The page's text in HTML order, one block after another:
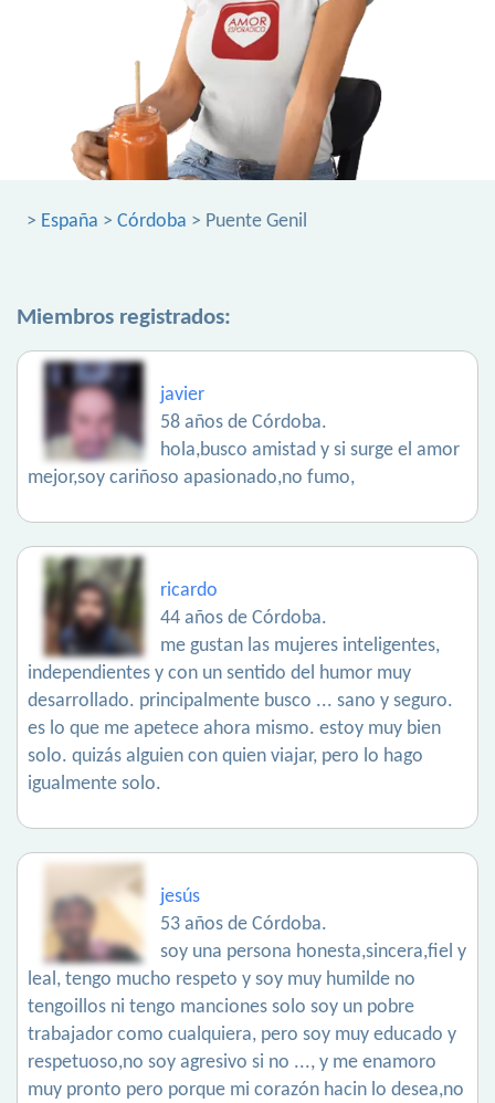
> España > Córdoba > Puente Genil
Miembros registrados:
javier
58 años de Córdoba.
hola,busco amistad y si surge el amor
mejor,soy cariñoso apasionado,no fumo,
ricardo
44 años de Córdoba.
me gustan las mujeres inteligentes,
independientes y con un sentido del humor muy
desarrollado. principalmente busco ... sano y seguro.
es lo que me apetece ahora mismo. estoy muy bien
solo. quizás alguien con quien viajar, pero lo hago
igualmente solo.
jesús
53 años de Córdoba.
soy una persona honesta,sincera,fiel y
leal, tengo mucho respeto y soy muy humilde no
tengoillos ni tengo manciones solo soy un pobre
trabajador como cualquiera, pero soy muy educado y
respetuoso,no soy agresivo si no ..., y me enamoro
muy pronto pero porque mi corazón hacin lo desea,no